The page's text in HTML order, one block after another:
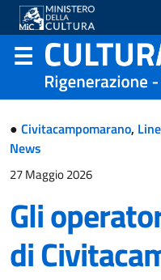
● Civitacampomarano,
News
27 Maggio 2026
Gli
di